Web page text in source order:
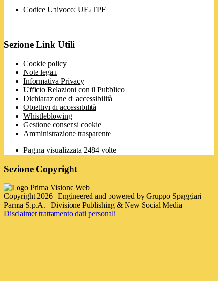
Codice Univoco: UF2TPF
Sezione Link Utili
Cookie policy
Note legali
Informativa Privacy
Ufficio Relazioni con il Pubblico
Dichiarazione di accessibilità
Obiettivi di accessibilità
Whistleblowing
Gestione consensi cookie
Amministrazione trasparente
Pagina visualizzata 2484 volte
Sezione Copyright
Copyright 2026 | Engineered and powered by Gruppo Spaggiari
Parma S.p.A. | Divisione Publishing & New Social Media
Disclaimer trattamento dati personali